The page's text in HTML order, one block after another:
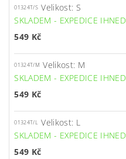
01324T/S Velikost: S
SKLADEM - EXPEDICE IHNED
549 Kč
01324T/M Velikost: M
SKLADEM - EXPEDICE IHNED
549 Kč
01324T/L Velikost: L
SKLADEM - EXPEDICE IHNED
549 Kč